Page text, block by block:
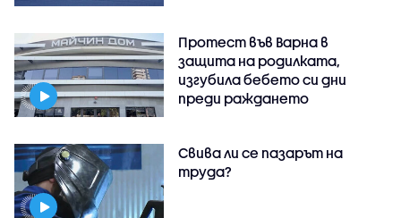
Протест във Варна в
защита на родилката,
изгубила бебето си дни
преди раждането
Свива ли се пазарът на
труда?